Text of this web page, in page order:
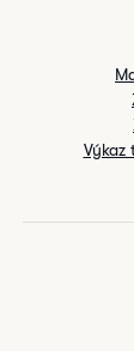
Výkaz